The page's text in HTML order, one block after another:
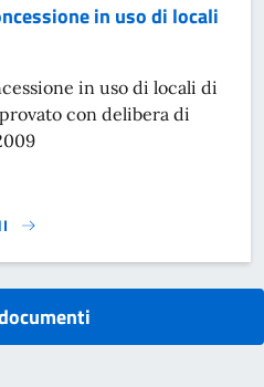
in uso di locali
in uso di locali di
con delibera di
IN USO DI LOCALI DI